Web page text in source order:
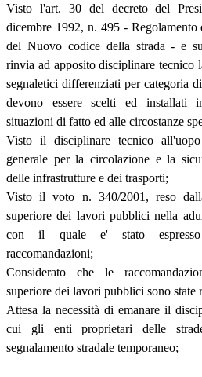
Visto l'art. 30 del decreto del
dicembre 1992, n. 495 - Regolamento
del Nuovo codice della strada - e
rinvia ad apposito disciplinare tecnico
segnaletici differenziati per categoria
devono essere scelti ed installati
situazioni di fatto ed alle circostanze
Visto il disciplinare tecnico all'uopo
generale per la circolazione e la
delle infrastrutture e dei trasporti;
Visto il voto n. 340/2001, reso
superiore dei lavori pubblici nella
con il quale e' stato
raccomandazioni;
Considerato che le
superiore dei lavori pubblici sono state
Attesa la necessità di emanare il
cui gli enti proprietari delle
segnalamento stradale temporaneo;